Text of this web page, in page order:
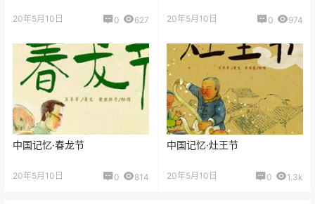
20年5月10日 0 627 20年5月10日 0 974
中国记忆·春龙节
20年5月10日 0 814
中国记忆·灶王节
20年5月10日 0 1.3k